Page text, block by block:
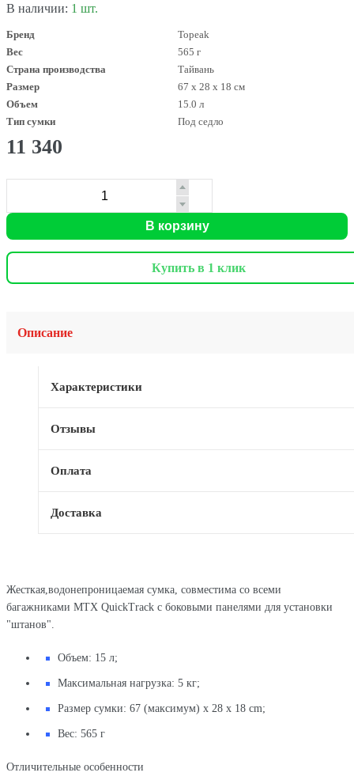
В наличии: 1 шт.
Бренд
Topeak
Вес
565 г
Страна производства
Тайвань
Размер
67 x 28 x 18 см
Объем
15.0 л
Тип сумки
Под седло
11 340
В корзину
Купить в 1 клик
Описание
Характеристики
Отзывы
Оплата
Доставка
Жесткая,водонепроницаемая сумка, совместима со всеми
багажниками MTX QuickTrack с боковыми панелями для установки
"штанов".
Объем: 15 л;
Максимальная нагрузка: 5 кг;
Размер сумки: 67 (максимум) x 28 x 18 cm;
Вес: 565 г
Отличительные особенности